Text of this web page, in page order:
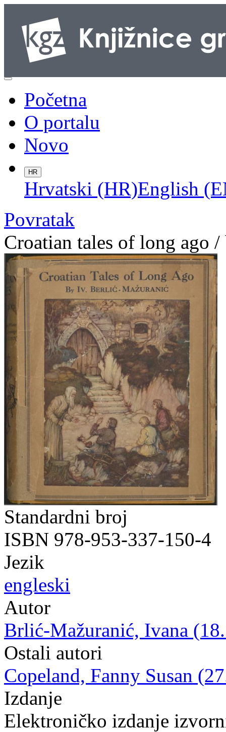
Početna
O portalu
Novo
HR
Hrvatski (HR)English
Povratak
Croatian tales of long ago
Standardni broj
ISBN 978-953-337-150-4
Jezik
engleski
Autor
Brlić-Mažuranić, Ivana
Ostali autori
Copeland, Fanny Susan
Izdanje
Elektroničko izdanje